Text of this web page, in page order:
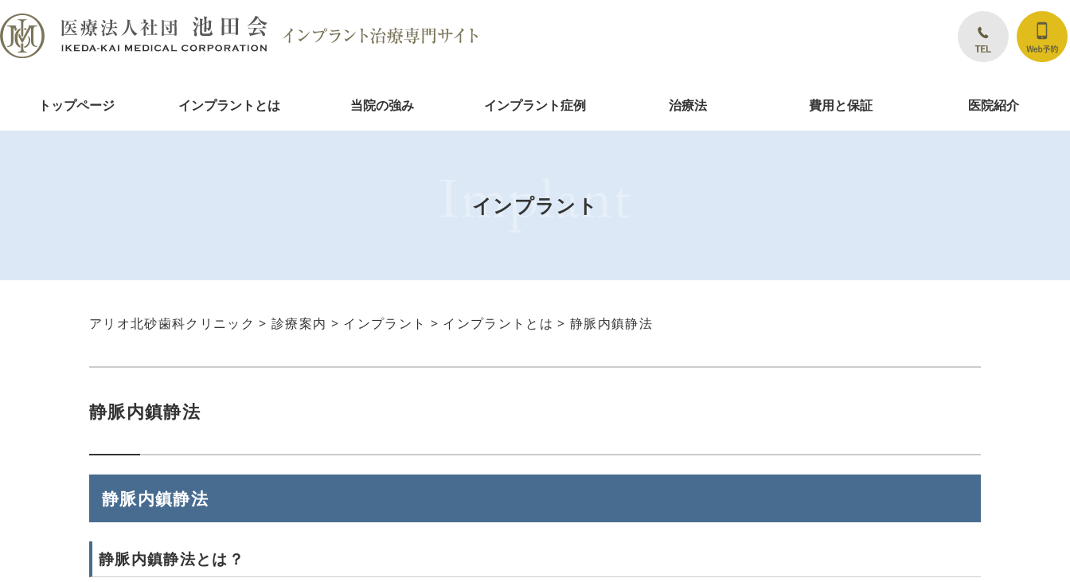
トップページ インプラントとは 当院の強み インプラント症例 治療法 費用と保証 医院紹介
インプラント
アリオ北砂歯科クリニック > 診療案内 > インプラント > インプラントとは >静脈内鎮静法
静脈内鎮静法
静脈内鎮静法
静脈内鎮静法とは？